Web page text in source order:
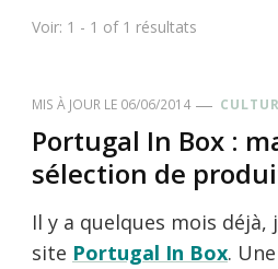
Voir: 1 - 1 of 1 résultats
MIS À JOUR LE 06/06/2014
Portugal In Box :
sélection de
Il y a quelques mois déjà,
site Portugal In Box.